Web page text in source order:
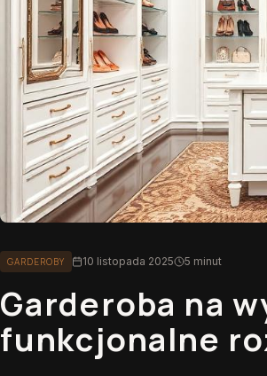
GARDEROBY 10 listopada 2025 5 minut
Garderoba na
funkcjonalne